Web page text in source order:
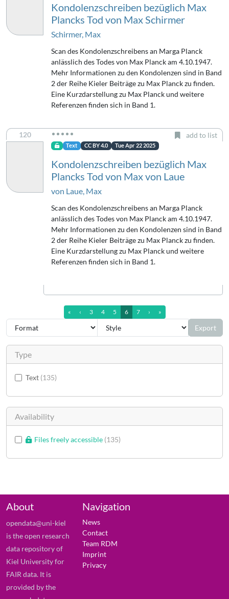
Kondolenzschreiben bezüglich Max
Plancks Tod von Max Schirmer
Schirmer, Max
Scan des Kondolenzschreibens an Marga Planck
anlässlich des Todes von Max Planck am 4.10.1947.
Mehr Informationen zu den Kondolenzen sind in Band
2 der Reihe Kieler Beiträge zu Max Planck zu finden.
Eine Kurzdarstellung zu Max Planck und weitere
Referenzen finden sich in Band 1.
120 add to list
Text CC BY 4.0 Tue Apr 22 2025
Kondolenzschreiben bezüglich Max
Plancks Tod von Max von Laue
von Laue, Max
Scan des Kondolenzschreibens an Marga Planck
anlässlich des Todes von Max Planck am 4.10.1947.
Mehr Informationen zu den Kondolenzen sind in Band
2 der Reihe Kieler Beiträge zu Max Planck zu finden.
Eine Kurzdarstellung zu Max Planck und weitere
Referenzen finden sich in Band 1.
«first Page
‹previous Page
3 4 5 6 7 ›next Page
»last Page (7)
Export
Type
Text 135
Availability
Files freely accessible 135
About
opendata@uni-kiel
is the open research
data repository of
Kiel University for
FAIR data. It is
provided by the
Navigation
News
Contact
Team RDM
Imprint
Privacy